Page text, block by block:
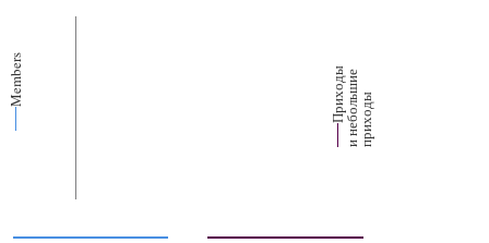
Members П
р
их
о
д
ы
и
н
е
б
о
ль
ш
ие
п
р
и
х
о
ды